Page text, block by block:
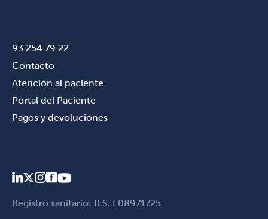
93 254 79 22
Contacto
Atención al paciente
Portal del Paciente
Pagos y devoluciones
Registro sanitario: R.S. E08971725